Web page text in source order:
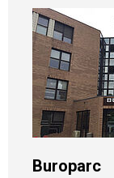
Buroparc